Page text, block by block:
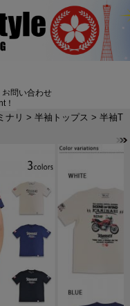
お問い合わせ
！
ナリ > 半袖トップス > 半袖T